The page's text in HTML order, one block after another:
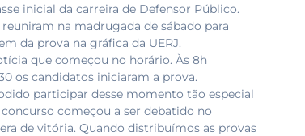
inicial da carreira de Defensor Público.
na madrugada de sábado para
da prova na gráfica da UERJ.
que começou no horário. Às 8h
os candidatos iniciaram a prova.
participar desse momento tão especial
começou a ser debatido no
de vitória. Quando distribuímos as provas